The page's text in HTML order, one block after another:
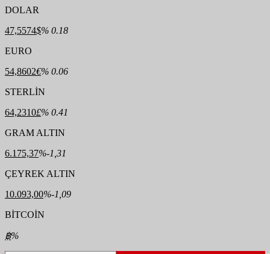
DOLAR
47,5574$% 0.18
EURO
54,8602€% 0.06
STERLİN
64,2310£% 0.41
GRAM ALTIN
6.175,37%-1,31
ÇEYREK ALTIN
10.093,00%-1,09
BİTCOİN
฿%